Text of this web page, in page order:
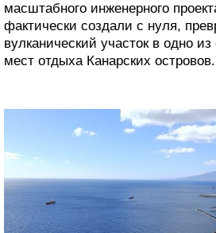
масштабного инженерного
фактически создали с нуля,
вулканический участок в одно
мест отдыха Канарских островов.